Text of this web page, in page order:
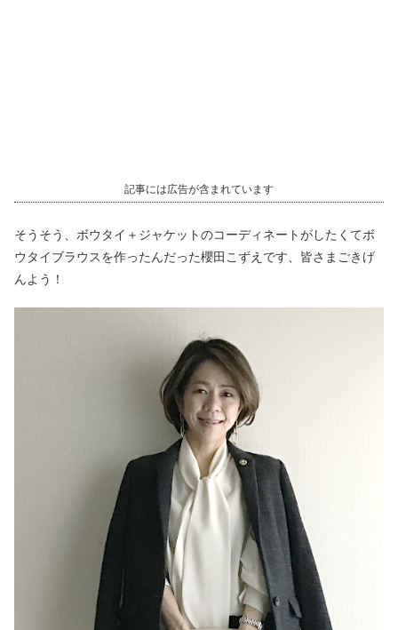
記事には広告が含まれています
そうそう、ボウタイ＋ジャケットのコーディネートがしたくてボ
ウタイブラウスを作ったんだった櫻田こずえです、皆さまごきげ
んよう！